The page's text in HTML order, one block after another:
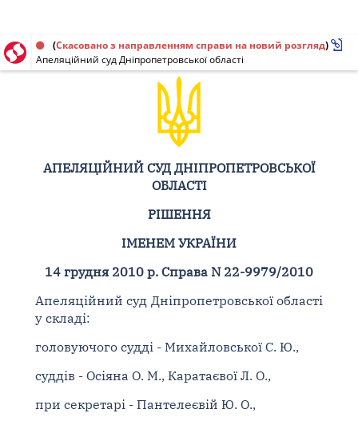
Рішення від 14.12.2010 № 22-9979/2010
(Скасовано з направленням справи на новий розгляд)
Апеляційний суд Дніпропетровської області
АПЕЛЯЦІЙНИЙ СУД ДНІПРОПЕТРОВСЬКОЇ
ОБЛАСТІ
РІШЕННЯ
ІМЕНЕМ УКРАЇНИ
14 грудня 2010 р. Справа N 22-9979/2010
Апеляційний суд Дніпропетровської області
у складі:
головуючого судді - Михайловської С. Ю.,
суддів - Осіяна О. М., Каратаєвої Л. О.,
при секретарі - Пантелеєвій Ю. О.,